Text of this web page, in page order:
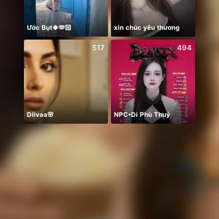
Ước Bụt🍀🫶🏻 xin chúc yêu thương
517
Diivaa🌸
494
NPC•Di Phù Thuỷ